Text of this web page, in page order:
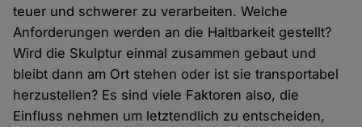
teuer und schwerer zu verarbeiten. Welche
Anforderungen werden an die Haltbarkeit gestellt?
Wird die Skulptur einmal zusammen gebaut und
bleibt dann am Ort stehen oder ist sie transportabel
herzustellen? Es sind viele Faktoren also, die
Einfluss nehmen um letztendlich zu entscheiden,